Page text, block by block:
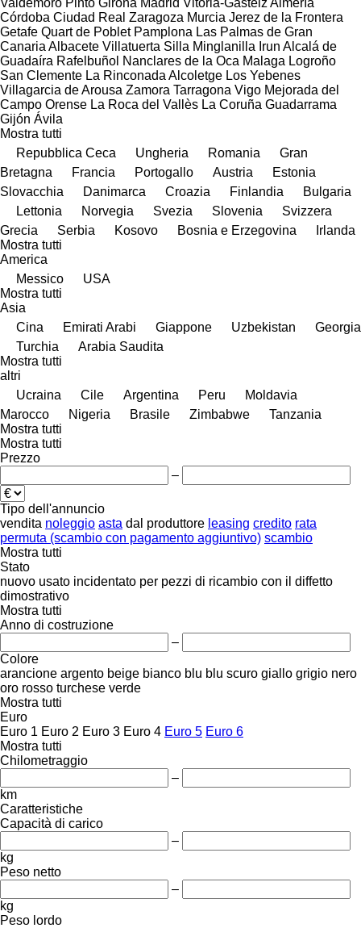
Córdoba Ciudad Real Zaragoza Murcia Jerez de la Frontera
Getafe Quart de Poblet Pamplona Las Palmas de Gran
Canaria Albacete Villatuerta Silla Minglanilla Irun Alcalá de
Guadaíra Rafelbuñol Nanclares de la Oca Malaga Logroño
San Clemente La Rinconada Alcoletge Los Yebenes
Villagarcia de Arousa Zamora Tarragona Vigo Mejorada del
Campo Orense La Roca del Vallès La Coruña Guadarrama
Gijón Ávila
Mostra tutti
Repubblica Ceca
Ungheria Romania
Gran
Bretagna
Francia Portogallo Austria
Estonia
Slovacchia
Danimarca Croazia Finlandia
Bulgaria
Lettonia
Norvegia Svezia Slovenia
Svizzera
Grecia
Serbia Kosovo Bosnia e Erzegovina
Irlanda
Mostra tutti
America
Messico
USA
Mostra tutti
Asia
Cina
Emirati Arabi Giappone Uzbekistan
Georgia
Turchia
Arabia Saudita
Mostra tutti
altri
Ucraina
Cile Argentina Peru
Moldavia
Marocco
Nigeria Brasile Zimbabwe
Tanzania
Mostra tutti
Mostra tutti
Prezzo
–
Tipo dell'annuncio
vendita noleggio asta dal produttore leasing credito rata
permuta (scambio con pagamento aggiuntivo) scambio
Mostra tutti
Stato
nuovo usato incidentato per pezzi di ricambio con il diffetto
dimostrativo
Mostra tutti
Anno di costruzione
–
Colore
arancione argento beige bianco blu blu scuro giallo grigio nero
oro rosso turchese verde
Mostra tutti
Euro
Euro 1 Euro 2 Euro 3 Euro 4 Euro 5 Euro 6
Mostra tutti
Chilometraggio
–
km
Caratteristiche
Capacità di carico
–
kg
Peso netto
–
kg
Peso lordo